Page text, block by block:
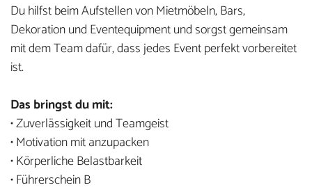
Du hilfst beim Aufstellen von Mietmöbeln, Bars,
Dekoration und Eventequipment und sorgst gemeinsam
mit dem Team dafür, dass jedes Event perfekt vorbereitet
ist.
Das bringst du mit:
• Zuverlässigkeit und Teamgeist
• Motivation mit anzupacken
• Körperliche Belastbarkeit
• Führerschein B